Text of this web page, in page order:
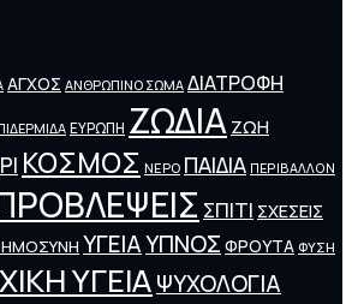
ΑΓΧΟΣ ΑΝΘΡΩΠΙΝΟ ΣΩΜΑ ΔΙΑΤΡΟΦΗ
ΕΥΡΩΠΗ ΖΩΔΙΑ ΖΩΗ
ΚΟΣΜΟΣ ΝΕΡΟ ΠΑΙΔΙΑ ΠΕΡΙΒΑΛΛΟΝ
ΣΠΙΤΙ ΣΧΕΣΕΙΣ
ΥΓΕΙΑΥΠΝΟΣ ΦΡΟΥΤΑ ΦΥΣΗ
ΥΓΕΙΑΨΥΧΟΛΟΓΙΑ